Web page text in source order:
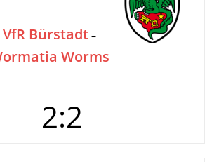
VfR Bürstadt –
Worms
2:2